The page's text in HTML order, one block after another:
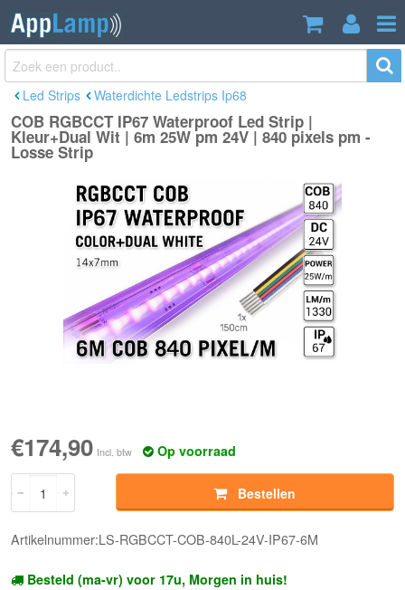
COB RGBCCT IP67 Waterproof Led
Strip | Kleur+Dual Wit | 6m 25W pm 24V
| 840 pixels pm - Losse Strip
€174,90
Led Strips Waterdichte Ledstrips Ip68
COB RGBCCT IP67 Waterproof Led Strip |
Kleur+Dual Wit | 6m 25W pm 24V | 840 pixels pm -
Losse Strip
€174,90 Incl. btw Op voorraad
Bestellen
Artikelnummer:LS-RGBCCT-COB-840L-24V-IP67-6M
Besteld (ma-vr) voor 17u, Morgen in huis!